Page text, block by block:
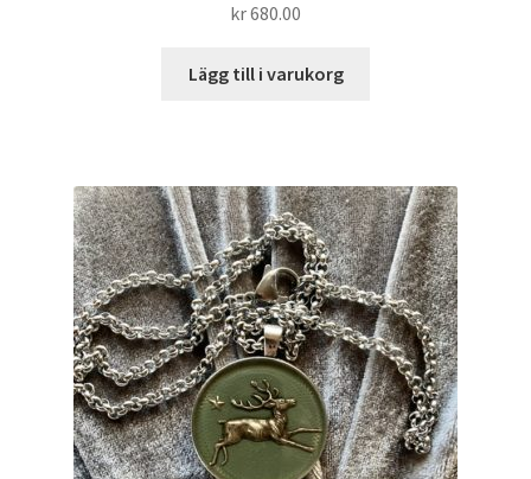
kr680.00
Lägg till i varukorg